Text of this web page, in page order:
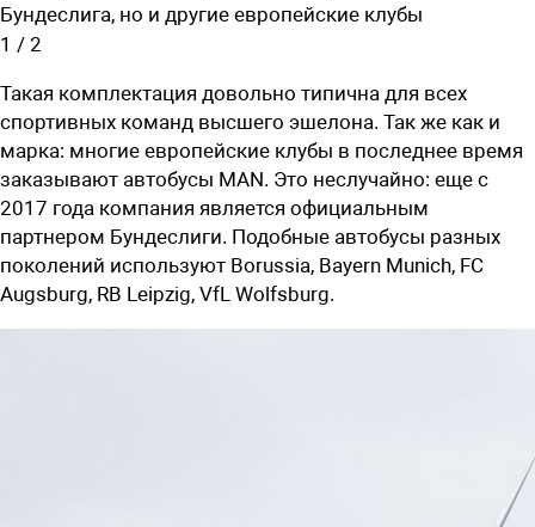
Бундеслига, но и другие европейские клубы
1 / 2
Такая комплектация довольно типична для всех
спортивных команд высшего эшелона. Так же как и
марка: многие европейские клубы в последнее время
заказывают автобусы MAN. Это неслучайно: еще с
2017 года компания является официальным
партнером Бундеслиги. Подобные автобусы разных
поколений используют Borussia, Bayern Munich, FC
Augsburg, RB Leipzig, VfL Wolfsburg.